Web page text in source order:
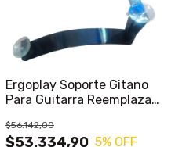
Ergoplay Soporte Gitano
Para Guitarra Reemplaza
$53.334,90
$56.142,00
5% OFF